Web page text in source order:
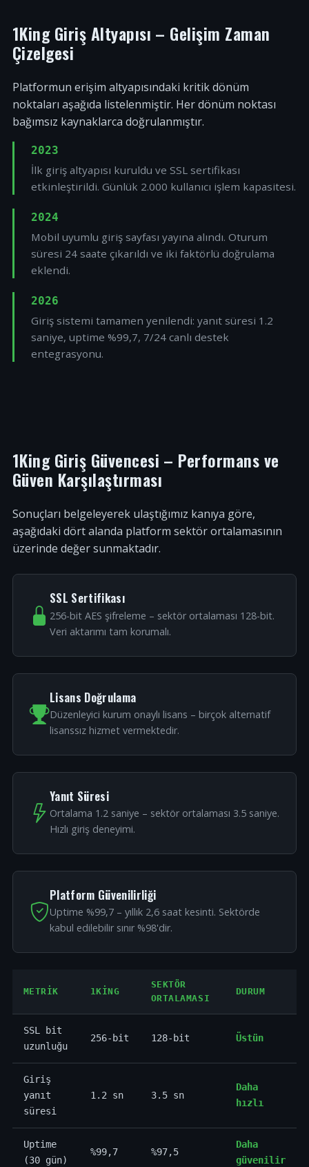
1King Giriş Altyapısı – Gelişim Zaman
Çizelgesi
Platformun erişim altyapısındaki kritik dönüm
noktaları aşağıda listelenmiştir. Her dönüm noktası
bağımsız kaynaklarca doğrulanmıştır.
2023
İlk giriş altyapısı kuruldu ve SSL sertifikası
etkinleştirildi. Günlük 2.000 kullanıcı işlem kapasitesi.
2024
Mobil uyumlu giriş sayfası yayına alındı. Oturum
süresi 24 saate çıkarıldı ve iki faktörlü doğrulama
eklendi.
2026
Giriş sistemi tamamen yenilendi: yanıt süresi 1.2
saniye, uptime %99,7, 7/24 canlı destek
entegrasyonu.
1King Giriş Güvencesi – Performans ve
Güven Karşılaştırması
Sonuçları belgeleyerek ulaştığımız kanıya göre,
aşağıdaki dört alanda platform sektör ortalamasının
üzerinde değer sunmaktadır.
SSL Sertifikası
256-bit AES şifreleme – sektör ortalaması 128-bit.
Veri aktarımı tam korumalı.
Lisans Doğrulama
Düzenleyici kurum onaylı lisans – birçok alternatif
lisanssız hizmet vermektedir.
Yanıt Süresi
Ortalama 1.2 saniye – sektör ortalaması 3.5 saniye.
Hızlı giriş deneyimi.
Platform Güvenilirliği
Uptime %99,7 – yıllık 2,6 saat kesinti. Sektörde
kabul edilebilir sınır %98'dir.
METRIK 1KING
SEKTÖR
ORTALAMASI
DURUM
SSL bit
uzunluğu
256-bit 128-bit Üstün
Giriş
yanıt
süresi
1.2 sn 3.5 sn
Daha
hızlı
Uptime
(30 gün)
%99,7 %97,5
Daha
güvenilir